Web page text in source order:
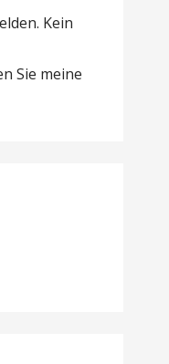
Kein
Sie meine